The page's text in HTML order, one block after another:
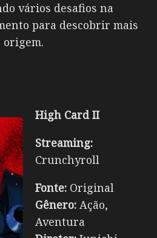
vários desafios na
para descobrir mais
origem.
High Card II
Streaming:
Crunchyroll
Fonte: Original
Gênero: Ação,
Aventura